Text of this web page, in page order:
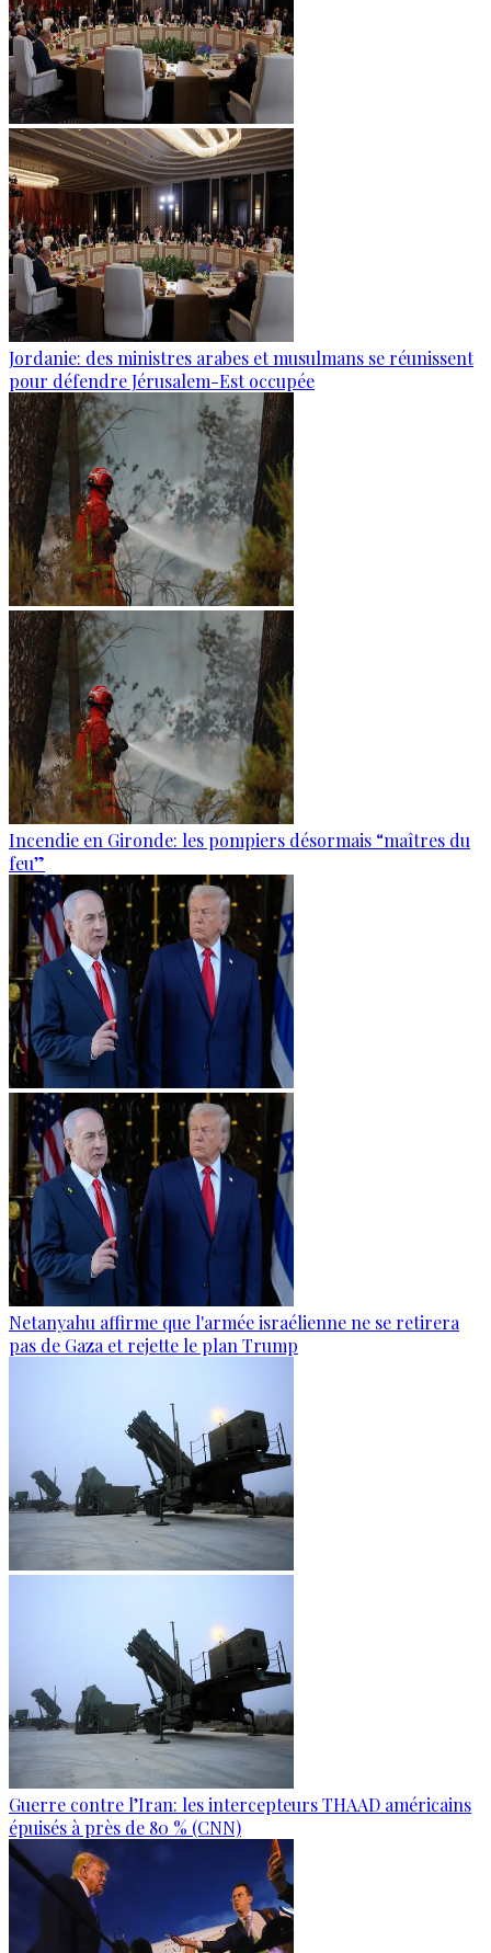
Jordanie: des ministres arabes et musulmans se réunissent
pour défendre Jérusalem-Est occupée
Incendie en Gironde: les pompiers désormais “maîtres du
feu”
Netanyahu affirme que l'armée israélienne ne se retirera
pas de Gaza et rejette le plan Trump
Guerre contre l’Iran: les intercepteurs THAAD américains
épuisés à près de 80 % (CNN)